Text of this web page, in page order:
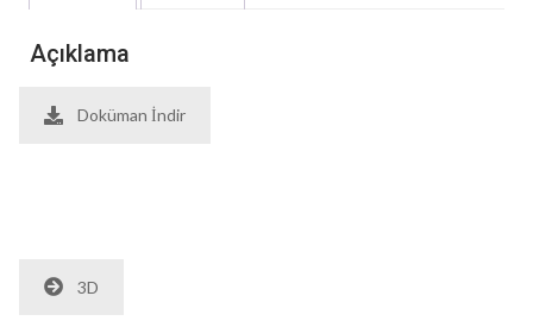
Açıklama
Doküman İndir
3D